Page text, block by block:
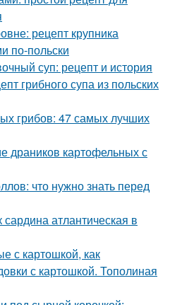
рецепт крупника
по-польски
суп: рецепт и история
грибного супа из польских
грибов: 47 самых лучших
драников картофельных с
что нужно знать перед
атлантическая в
с картошкой, как
с картошкой. Тополиная